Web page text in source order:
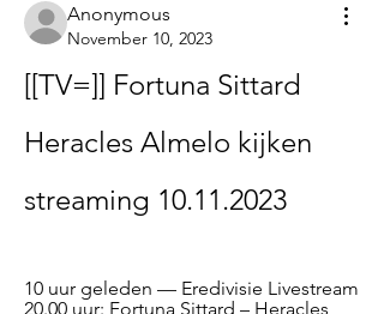
Anonymous
November 10, 2023
[[TV=]] Fortuna Sittard
Heracles Almelo kijken
streaming 10.11.2023
10 uur geleden — Eredivisie Livestream
20.00 uur: Fortuna Sittard – Heracles